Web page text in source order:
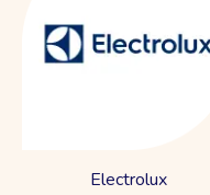
Electrolux